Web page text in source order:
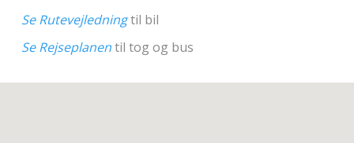
Se Rutevejledningtil bil
Se Rejseplanentil tog og bus